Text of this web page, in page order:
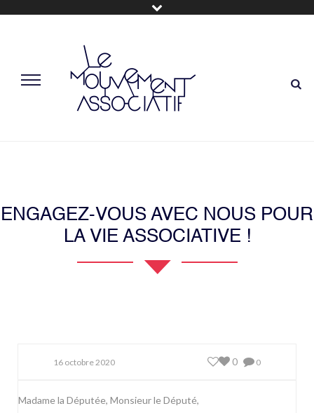
ENGAGEZ-VOUS AVEC NOUS POUR
LA VIE ASSOCIATIVE !
16 octobre 2020 0
0
Madame la Députée, Monsieur le Député,